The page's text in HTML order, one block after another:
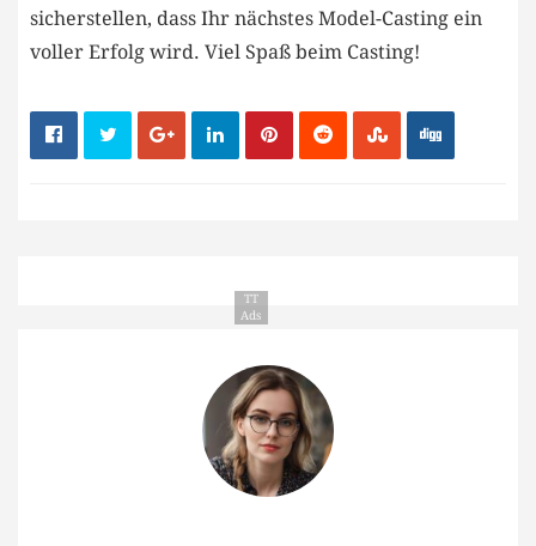
sicherstellen, dass Ihr nächstes Model-Casting ein
voller Erfolg wird. Viel⁣ Spaß beim‍ Casting!
TT
Ads